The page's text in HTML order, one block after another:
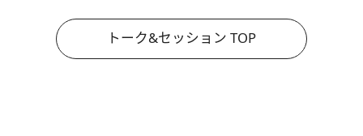
トーク&セッション TOP